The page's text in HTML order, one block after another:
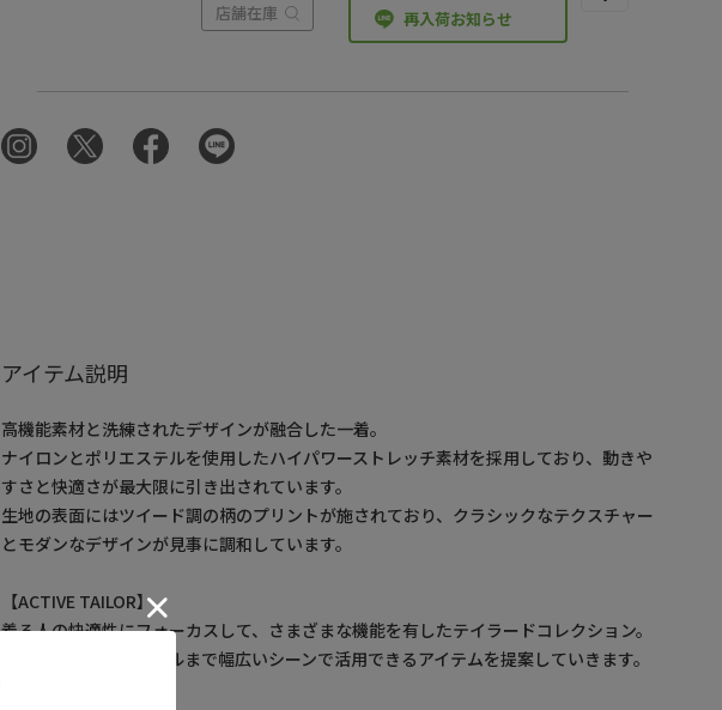
店舗在庫 再入荷お知らせ
アイテム説明
高機能素材と洗練されたデザインが融合した一着。
ナイロンとポリエステルを使用したハイパワーストレッチ素材を採用しており、動きや
すさと快適さが最大限に引き出されています。
生地の表面にはツイード調の柄のプリントが施されており、クラシックなテクスチャー
とモダンなデザインが見事に調和しています。
【ACTIVE TAILOR】
着る人の快適性にフォーカスして、さまざまな機能を有したテイラードコレクション。
ビジネスからカジュアルまで幅広いシーンで活用できるアイテムを提案していきます。